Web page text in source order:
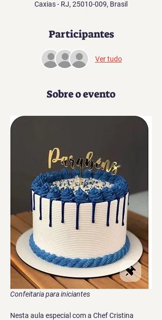
Caxias - RJ, 25010-009, Brasil
Participantes
Ver tudo
Sobre o evento
Confeitaria para iniciantes
Nesta aula especial com a Chef Cristina